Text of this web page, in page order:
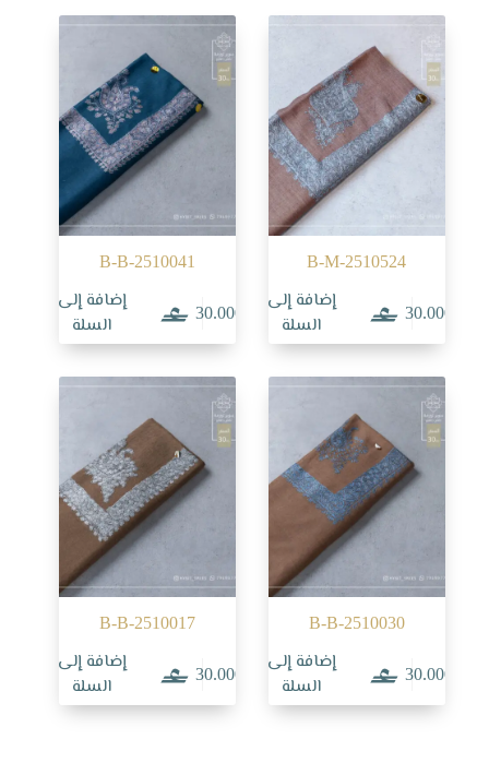
B-M-2510524
30.000
إضافة إلى
السلة
B-B-2510041
30.000
إضافة إلى
السلة
B-B-2510030
30.000
إضافة إلى
السلة
B-B-2510017
30.000
إضافة إلى
السلة